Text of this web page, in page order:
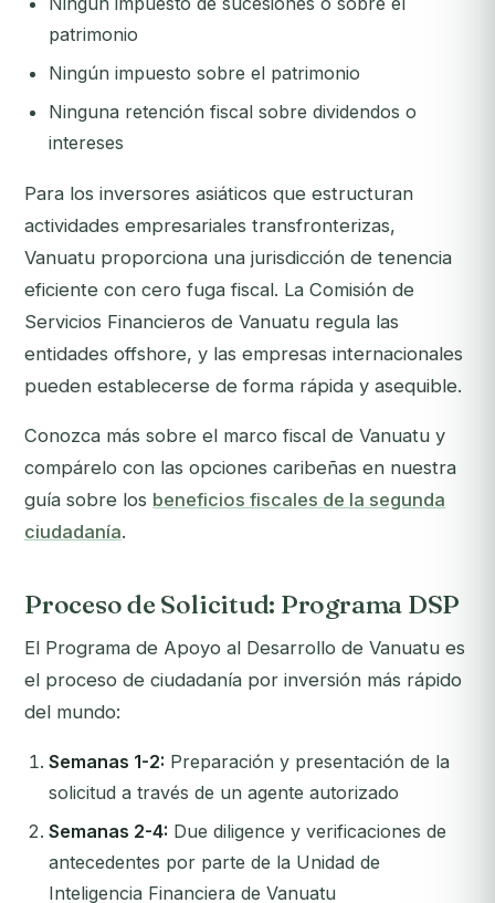
patrimonio
Ningún impuesto sobre el patrimonio
Ninguna retención fiscal sobre dividendos o
intereses
Para los inversores asiáticos que estructuran
actividades empresariales transfronterizas,
Vanuatu proporciona una jurisdicción de tenencia
eficiente con cero fuga fiscal. La Comisión de
Servicios Financieros de Vanuatu regula las
entidades offshore, y las empresas internacionales
pueden establecerse de forma rápida y asequible.
Conozca más sobre el marco fiscal de Vanuatu y
compárelo con las opciones caribeñas en nuestra
guía sobre los beneficios fiscales de la segunda
ciudadanía.
Proceso de Solicitud: Programa DSP
El Programa de Apoyo al Desarrollo de Vanuatu es
el proceso de ciudadanía por inversión más rápido
del mundo:
Semanas 1-2: Preparación y presentación de la
solicitud a través de un agente autorizado
Semanas 2-4: Due diligence y verificaciones de
antecedentes por parte de la Unidad de
Inteligencia Financiera de Vanuatu